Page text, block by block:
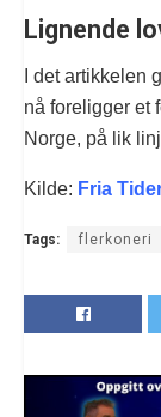
Lignende
I det artikkelen
nå foreligger et
Norge, på lik
Kilde: Fria
Tags: flerkoneri